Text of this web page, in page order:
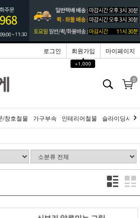
로그인
회원가입
▲
+1,000
마이페이지
0
/창호철물 가구부속 인테리어철물 슬라이딩시스